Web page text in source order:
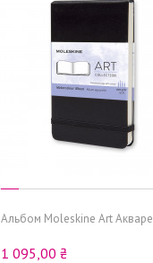
Альбом Moleskine Art
1 095,00 ₴